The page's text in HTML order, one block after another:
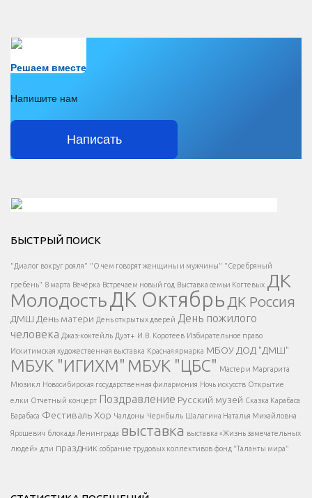
Решаем вместе
Напишите нам
Написать
Есть вопрос?
Напишите нам
</span >
</div >
Написать
</button >
</div >
</div > </div >
БЫСТРЫЙ ПОИСК
"Диалог вокруг рояля" "О чем говорят женщины и мужчины" "Серебряный
гребень" 8 марта Вечёрка Встречаем новый год Выставка семьи Когтевых ДК
МолодостьДК Октябрь ДК Россия
ДМШ День матери День открытых дверей День пожилого
человека Джаз-коктейль Дуэт+ И.В. Коротеев Избирательное право
Искитимская художественная выставка Красная ярмарка МБОУ ДОД "ДМШ"
МБУК "ИГИХМ" МБУК "ЦБС" Мастер и Маргарита
Мюзикл Новосибирская государственная филармония Ночь искусств Открытие
елки Отчетный концерт Поздравление Русский музей Сказка Карабаса
Барабаса ФестивальХор Чалдоны Чернбыль Шалагина Наталья Михайловна
Ярошевич блокада Ленинграда выставка выставка «Жизнь замечательных
людей» дпи праздник собрание трудовых коллективов фонд "Таланты мира"